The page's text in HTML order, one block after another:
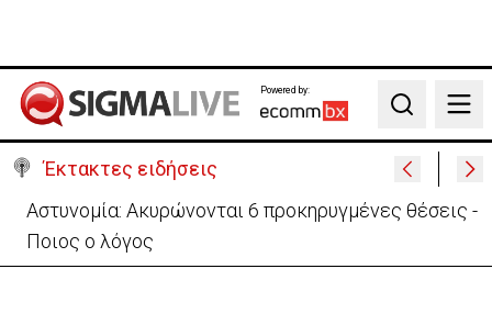
Powered by:
Search
Έκτακτες ειδήσεις
Αστυνομία: Ακυρώνονται 6 προκηρυγμένες θέσεις -
Ποιος ο λόγος